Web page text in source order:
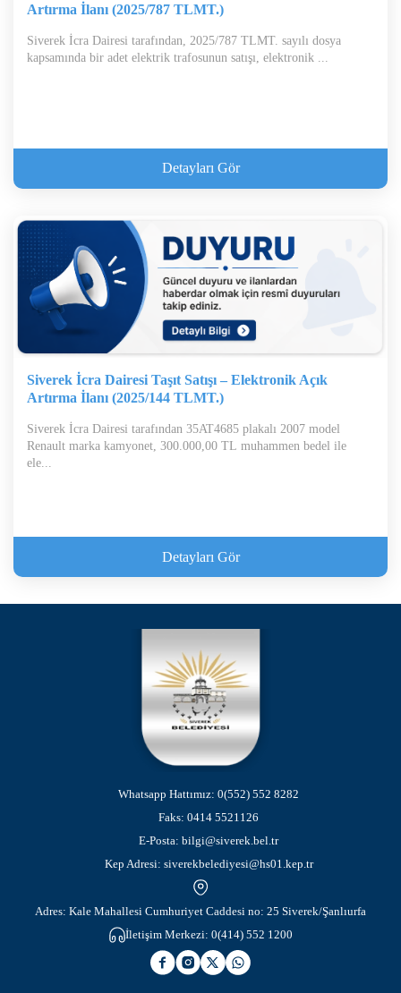
Artırma İlanı (2025/787 TLMT.)
Siverek İcra Dairesi tarafından, 2025/787 TLMT. sayılı dosya
kapsamında bir adet elektrik trafosunun satışı, elektronik ...
Detayları Gör
Siverek İcra Dairesi Taşıt Satışı – Elektronik Açık
Artırma İlanı (2025/144 TLMT.)
Siverek İcra Dairesi tarafından 35AT4685 plakalı 2007 model
Renault marka kamyonet, 300.000,00 TL muhammen bedel ile
ele...
Detayları Gör
Whatsapp Hattımız: 0(552) 552 8282
Faks: 0414 5521126
E-Posta: bilgi@siverek.bel.tr
Kep Adresi: siverekbelediyesi@hs01.kep.tr
Adres: Kale Mahallesi Cumhuriyet Caddesi no: 25 Siverek/Şanlıurfa
İletişim Merkezi: 0(414) 552 1200